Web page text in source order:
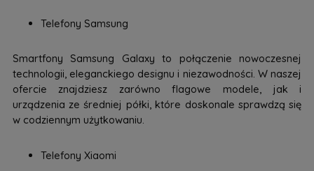
Telefony Samsung
Smartfony Samsung Galaxy to połączenie nowoczesnej
technologii, eleganckiego designu i niezawodności. W naszej
ofercie znajdziesz zarówno flagowe modele, jak i
urządzenia ze średniej półki, które doskonale sprawdzą się
w codziennym użytkowaniu.
Telefony Xiaomi